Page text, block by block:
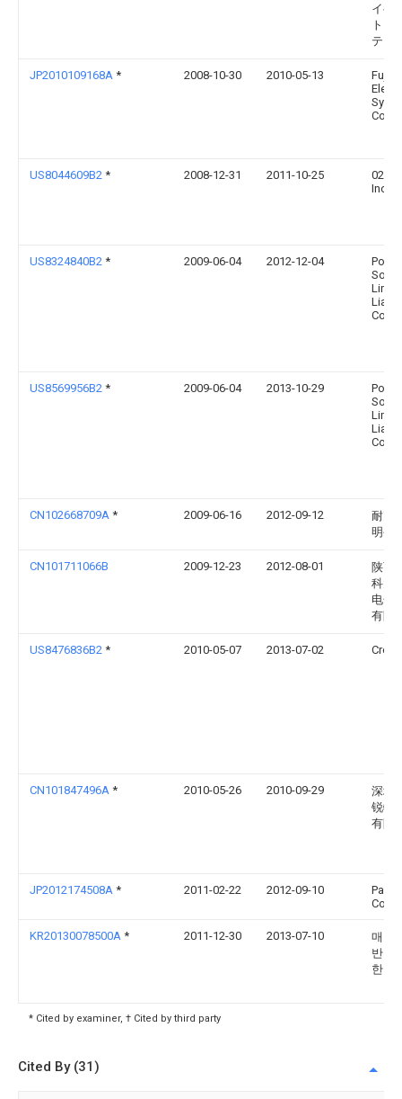
イベ
ト・
テッ
JP2010109168A * 2008-10-30 2010-05-13
Fuji
Co
US8044609B2 * 2008-12-31 2011-10-25
Inc
US8324840B2 * 2009-06-04 2012-12-04
Point
US8569956B2 * 2009-06-04 2013-10-29
Point
CN102668709A * 2009-06-16 2012-09-12
耐克
明公
CN101711066B 2009-12-23 2012-08-01
陕西
科大
电子
有限
US8476836B2 * 2010-05-07 2013-07-02 Cree,
CN101847496A * 2010-05-26 2010-09-29
深圳
锐特
有限
JP2012174508A * 2011-02-22 2012-09-10
Corp
KR20130078500A * 2011-12-30 2013-07-10
매그
반도
한회
* Cited by examiner, † Cited by third party
Cited By (31)